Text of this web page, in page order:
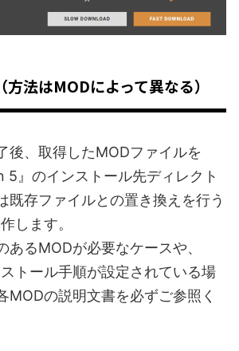
法はMODによって異なる）
後、取得したMODファイルを
5』のインストール先ディレクト
既存ファイルとの置き換えを行う
します。
あるMODが必要なケースや、
トール手順が設定されている場
MODの説明文書を必ずご参照く